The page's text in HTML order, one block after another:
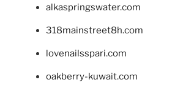
alkaspringswater.com
318mainstreet8h.com
lovenailsspari.com
oakberry-kuwait.com